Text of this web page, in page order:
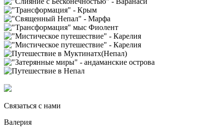
Связаться с нами
Валерия